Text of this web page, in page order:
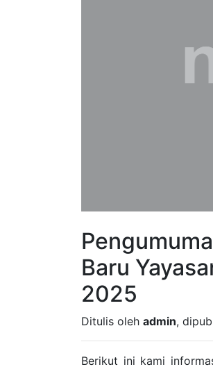
Baru
2025
Ditulis oleh admin,
Berikut ini kami